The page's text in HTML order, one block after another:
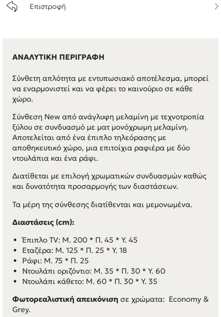
Επιστροφή
ΑΝΑΛΥΤΙΚΗ ΠΕΡΙΓΡΑΦΗ
Σύνθετη απλότητα με εντυπωσιακό αποτέλεσμα, μπορεί
να εναρμονιστεί και να φέρει το καινούριο σε κάθε
χώρο.
Σύνθεση New από ανάγλυφη μελαμίνη με τεχνοτροπία
ξύλου σε συνδυασμό με ματ μονόχρωμη μελαμίνη.
Αποτελείται από ένα έπιπλο τηλεόρασης με
αποθηκευτικό χώρο, μια επιτοίχια ραφιέρα με δύο
ντουλάπια και ένα ράφι.
Διατίθεται με επιλογή χρωματικών συνδυασμών καθώς
και δυνατότητα προσαρμογής των διαστάσεων.
Τα μέρη της σύνθεσης διατίθενται και μεμονωμένα.
Διαστάσεις (cm):
Έπιπλο TV: Μ. 200 * Π. 45 * Υ. 45
Εταζέρα: Μ. 125 * Π. 25 * Υ. 18
Ράφι: Μ. 75 * Π. 25
Ντουλάπι οριζόντιο: Μ. 35 * Π. 30 * Υ. 60
Ντουλάπι κάθετο: Μ. 60 * Π. 30 * Υ. 35
Φωτορεαλιστική απεικόνιση σε χρώματα: Economy &
Grey.